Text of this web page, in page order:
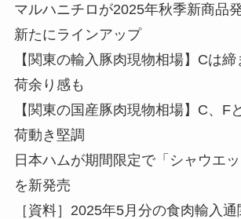
マルハニチロが2025年秋季新商品
新たにラインアップ
【関東の輸入豚肉現物相場】Cは
荷余り感も
【関東の国産豚肉現物相場】C、F
荷動き堅調
日本ハムが期間限定で「シャウエ
を新発売
［資料］2025年5月分の食肉輸入